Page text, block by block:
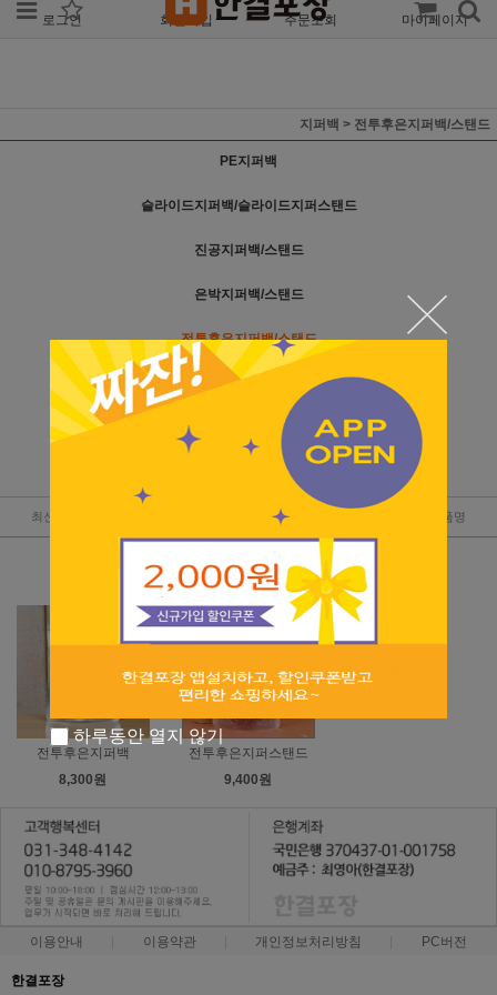
로그인 회원가입 주문조회 마이페이지
지퍼백 > 전투후은지퍼백/스탠드
PE지퍼백
슬라이드지퍼백/슬라이드지퍼스탠드
진공지퍼백/스탠드
은박지퍼백/스탠드
전투후은지퍼백/스탠드
크라프트지퍼스탠드
전투후크지퍼스탠드
은박봉투/커피봉투
최신순 높은가격 상품명
전투후은지퍼백
8,300원
전투후은지퍼스탠드
9,400원
이용안내 이용약관 개인정보처리방침 PC버전
한결포장
하루동안 열지 않기